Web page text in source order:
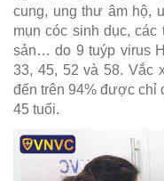
cung, ung thư âm hộ,
mụn cóc sinh dục,
sản… do 9 tuýp virus
33, 45, 52 và 58. Vắc
đến trên 94% được chỉ
45 tuổi.